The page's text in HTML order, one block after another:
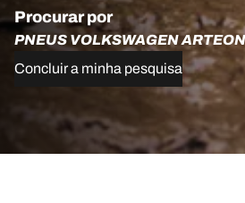
Procurar por
PNEUS VOLKSWAGEN
Concluir a minha pesquisa